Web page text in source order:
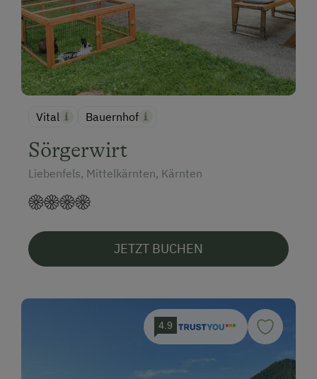
Vital Bauernhof
Sörgerwirt
Liebenfels, Mittelkärnten, Kärnten
JETZT BUCHEN
4.9